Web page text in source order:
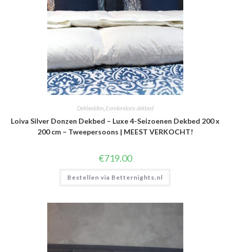
Dekbedden, Eendendons dekbed
Loiva Silver Donzen Dekbed – Luxe 4-Seizoenen Dekbed 200 x
200 cm – Tweepersoons | MEEST VERKOCHT!
€719.00
Bestellen via Betternights.nl